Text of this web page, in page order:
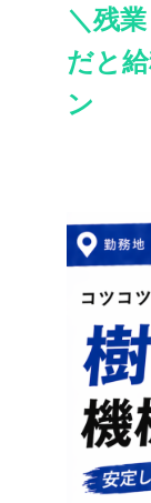
＼残
だと
ン